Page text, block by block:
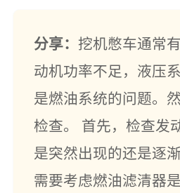
分享： 挖机憋车通常
动机功率不足，液压
是燃油系统的问题。
检查。 首先，检查发
是突然出现的还是逐
需要考虑燃油滤清器